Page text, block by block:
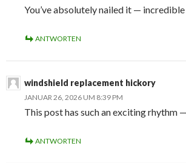
You’ve absolutely nailed it —
ANTWORTEN
windshield replacement hickory
JANUAR 26, 2026 UM 8:39 PM
This post has such an exciting rhythm
ANTWORTEN